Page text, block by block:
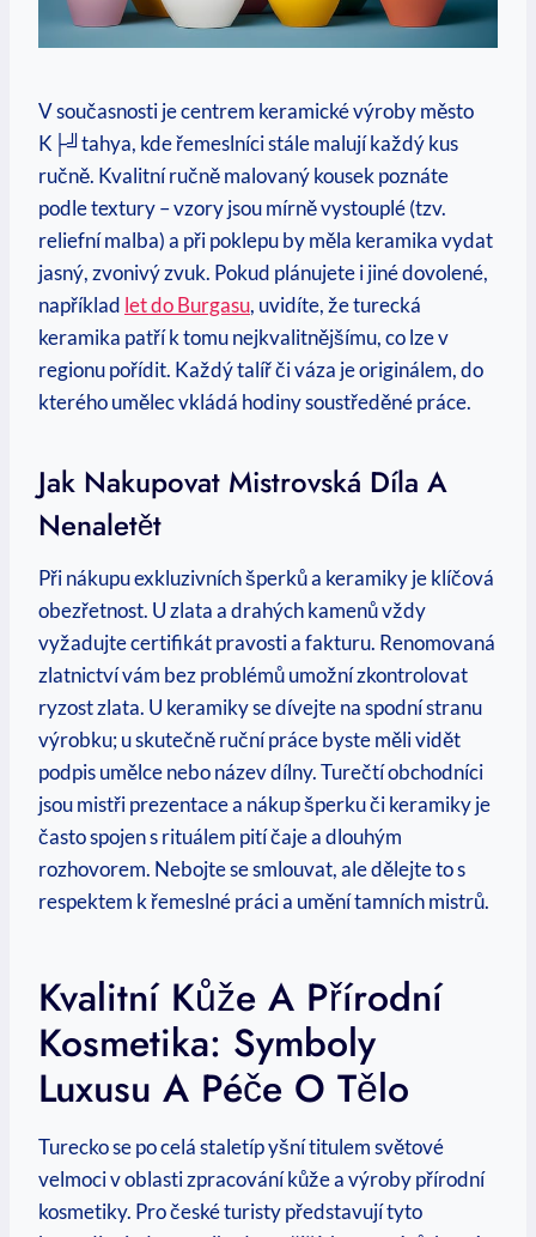
V současnosti je centrem keramické výroby město
K├╝tahya, kde řemeslníci stále malují každý kus
ručně. Kvalitní ručně malovaný kousek poznáte
podle textury – vzory jsou mírně vystouplé (tzv.
reliefní malba) a při poklepu by měla keramika vydat
jasný, zvonivý zvuk. Pokud plánujete i jiné dovolené,
například let do Burgasu, uvidíte, že turecká
keramika patří k tomu nejkvalitnějšímu, co lze v
regionu pořídit. Každý talíř či váza je originálem, do
kterého umělec vkládá hodiny soustředěné práce.
Jak Nakupovat Mistrovská Díla A
Nenaletět
Při nákupu exkluzivních šperků a keramiky je klíčová
obezřetnost. U zlata a drahých kamenů vždy
vyžadujte certifikát pravosti a fakturu. Renomovaná
zlatnictví vám bez problémů umožní zkontrolovat
ryzost zlata. U keramiky se dívejte na spodní stranu
výrobku; u skutečně ruční práce byste měli vidět
podpis umělce nebo název dílny. Turečtí obchodníci
jsou mistři prezentace a nákup šperku či keramiky je
často spojen s rituálem pití čaje a dlouhým
rozhovorem. Nebojte se smlouvat, ale dělejte to s
respektem k řemeslné práci a umění tamních mistrů.
Kvalitní Kůže A Přírodní
Kosmetika: Symboly
Luxusu A Péče O Tělo
Turecko se po celá staletíp yšní titulem světové
velmoci v oblasti zpracování kůže a výroby přírodní
kosmetiky. Pro české turisty představují tyto